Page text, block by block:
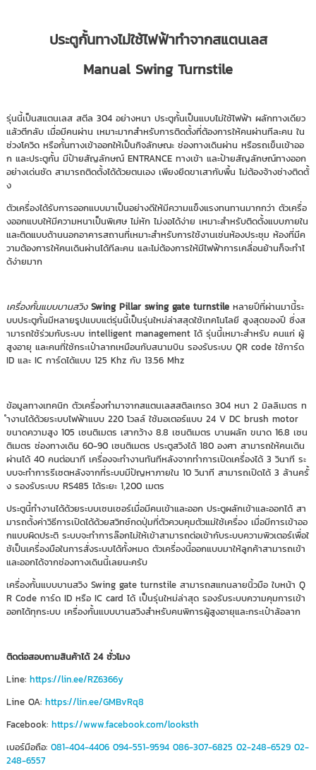
ประตูกั้นทางไม่ใช้ไฟฟ้าทำจากสแตนเลส
Manual Swing Turnstile
รุ่นนี้เป็นสแตนเลส สตีล 304 อย่างหนา ประตูกั้นเป็นแบบไม่ใช้ไฟฟ้า ผลักทางเดียว
แล้วตีกลับ เมื่อมีคนผ่าน เหมาะมากสำหรับการติดตั้งที่ต้องการให้คนผ่านทีละคน ใน
ช่วงโควิด หรือกั้นทางเข้าออกให้เป็นกิจลักษณะ ช่องทางเดินผ่าน หรือรถเข็นเข้าออ
ก และประตูกั้น มีป้ายสัญลักษณ์ ENTRANCE ทางเข้า และป้ายสัญลักษณ์ทางออก
อย่างเด่นชัด สามารถติดตั้งได้ด้วยตนเอง เพียงยึดขาเสากับพื้น ไม่ต้องจ้างช่างติดตั้
ง
ตัวเครื่องได้รับการออกแบบมาเป็นอย่างดีให้มีความแข็งแรงทนทานมากกว่า ตัวเครื่อ
งออกแบบให้มีความหนาเป็นพิเศษ ไม่หัก ไม่งอได้ง่าย เหมาะสำหรับติดตั้งแบบภายใน
และติดแบบด้านนอกอาคารสถานที่เหมาะสำหรับการใช้งานเช่นห้องประชุม ห้องที่มีค
วามต้องการให้คนเดินผ่านได้ทีละคน และไม่ต้องการให้มีไฟฟ้าการเคลื่อนย้านก็จะทำไ
ด้ง่ายมาก
เครื่องกั้นแบบบานสวิง Swing Pillar swing gate turnstile หลายปีที่ผ่านมานี้ระ
บบประตูกั้นมีหลายรูปแบบแต่รุ่นนี้เป็นรุ่นใหม่ล่าสสุดใช้เทคโนโลยี สูงสุดของปี ซึ่งส
ามารถใช้ร่วมกับระบบ intelligent management ได้ รุ่นนี้เหมาะสำหรับ คนแก่ ผู้
สูงอายุ และคนที่ใช้กระเป๋าลากเหมือนกับสนามบิน รองรับระบบ QR code ใช้การ์ด
ID และ IC การ์ดได้แบบ 125 Khz กับ 13.56 Mhz
ข้อมูลทางเทคนิก ตัวเครื่องทำมาจากสแตนเลสสติลเกรด 304 หนา 2 มิลลิเมตร ท
ำงานได้ด้วยระบบไฟฟ้าแบบ 220 โวลล์ ใช้มอเตอร์แบบ 24 V DC brush motor
ขนาดความสูง 105 เซนติเมตร เสากว้าง 8.8 เซนติเมตร บานผลัก ขนาด 16.8 เซน
ติเมตร ช่องทางเดิน 60-90 เซนติเมตร ประตูสวิงได้ 180 องศา สามารถให้คนเดิน
ผ่านได้ 40 คนต่อนาที เครื่องจะทำงานทันทีหลังจากทำการเปิดเครื่องได้ 3 วินาที ระ
บบจะทำการรีเซตหลังจากที่ระบบมีปัญหาภายใน 10 วินาที สามารถเปิดได้ 3 ล้านครั้
ง รองรับระบบ RS485 ได้ระยะ 1,200 เมตร
ประตูนี้ทำงานได้ด้วยระบบเซนเซอร์เมื่อมีคนเข้าและออก ประตูผลักเข้าและออกได้ สา
มารถตั้งค่าวิธีการเปิดได้ด้วยสวิทช์กดปุ่มที่ตัวควบคุมตัวแม่ใช้เครื่อง เมื่อมีการเข้าออ
กแบบผิดประติ ระบบจะทำการล๊อกไม่ให้เข้าสามารถต่อเข้ากับระบบความพิวเตอร์เพื่อใ
ช้เป็นเครื่องมือในการสั่งระบบได้ทั้งหมด ตัวเครื่องนี้ออกแบบมาให้ลูกค้าสามารถเข้า
และออกได้จากช่องทางเดินนี้เลยนะครับ
เครื่องกั้นแบบบานสวิง Swing gate turnstile สามารถสแกนลายนิ้วมือ ใบหน้า Q
R Code การ์ด ID หรือ IC card ได้ เป็นรุ่นใหม่ล่าสุด รองรับระบบความคุมการเข้า
ออกได้ทุกระบบ เครื่องกั้นแบบบานสวิงสำหรับคนพิการผู้สูงอายุและกระเป๋าล้อลาก
ติดต่อสอบถามสินค้าได้ 24 ชั่วโมง
Line: https://lin.ee/RZ6366y
Line OA: https://lin.ee/GMBvRq8
Facebook: https://www.facebook.com/looksth
เบอร์มือถือ: 081-404-4406 094-551-9594 086-307-6825 02-248-6529 02-
248-6557